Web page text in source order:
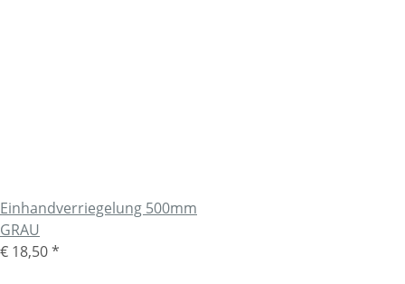
Einhandverriegelung 500mm
GRAU
€ 18,50*